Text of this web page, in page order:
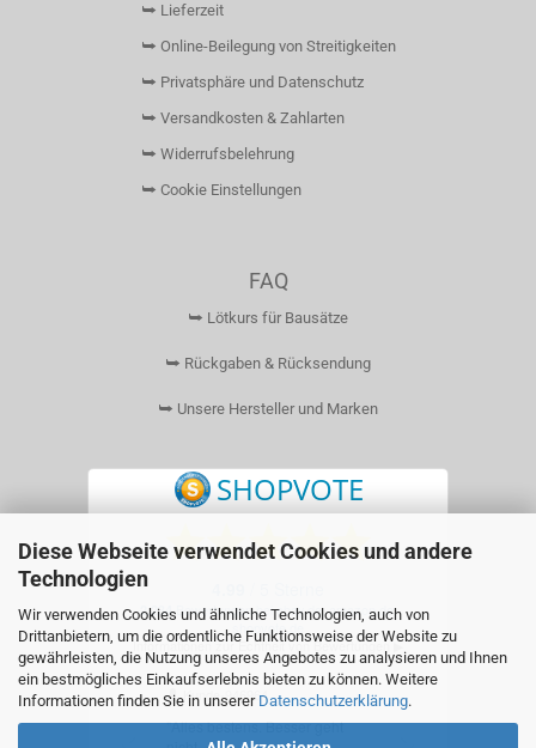
Diese Webseite verwendet Cookies und andere
Technologien
Wir verwenden Cookies und ähnliche Technologien, auch von
Drittanbietern, um die ordentliche Funktionsweise der Website zu
gewährleisten, die Nutzung unseres Angebotes zu analysieren und Ihnen
ein bestmögliches Einkaufserlebnis bieten zu können. Weitere
Informationen finden Sie in unserer Datenschutzerklärung.
⮩ Lieferzeit
⮩ Online-Beilegung von Streitigkeiten
⮩ Privatsphäre und Datenschutz
⮩ Versandkosten & Zahlarten
⮩ Widerrufsbelehrung
⮩ Cookie Einstellungen
FAQ
⮩ Lötkurs für Bausätze
⮩ Rückgaben & Rücksendung
⮩ Unsere Hersteller und Marken